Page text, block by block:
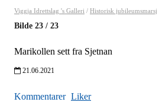
Viggja Idrettslag 's Galleri / Historisk jubileumsmarsj
Bilde 23 / 23
Marikollen sett fra Sjetnan
21.06.2021
Kommentarer Liker